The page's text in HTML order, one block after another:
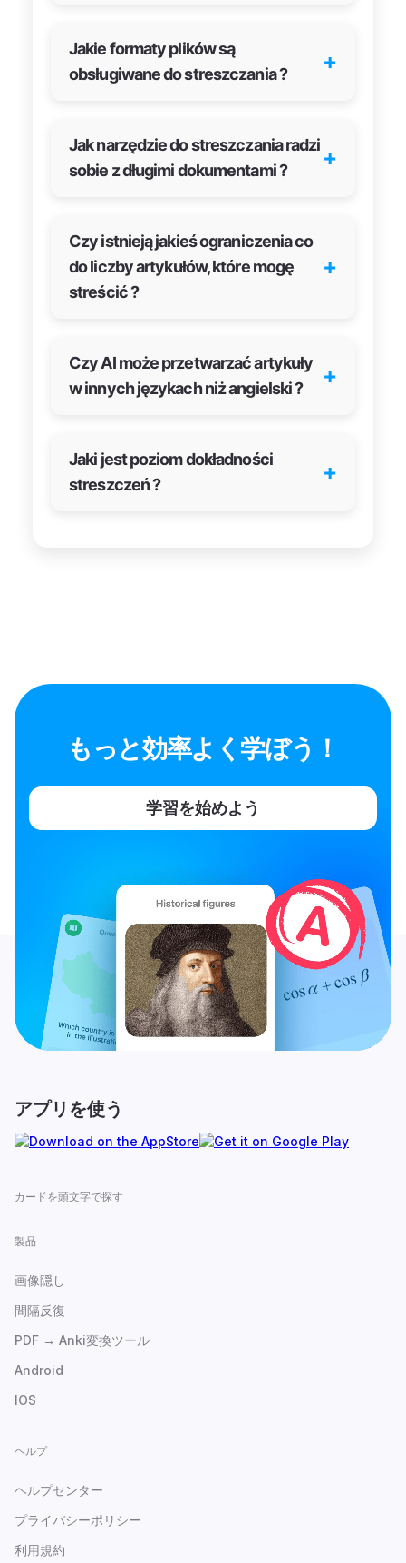
Jakie formaty plików są
obsługiwane do streszczania ?
+
Jak narzędzie do streszczania radzi
sobie z długimi dokumentami ?
+
Czy istnieją jakieś ograniczenia co
do liczby artykułów, które mogę
streścić ?
+
Czy AI może przetwarzać artykuły
w innych językach niż angielski ?
+
Jaki jest poziom dokładności
streszczeń ?
+
もっと効率よく学ぼう！
学習を始めよう
アプリを使う
カードを頭文字で探す
製品
画像隠し
間隔反復
PDF → Anki変換ツール
Android
IOS
ヘルプ
ヘルプセンター
プライバシーポリシー
利用規約